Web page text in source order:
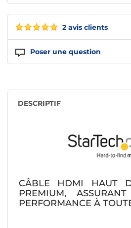
2 avis clients
Poser une question
DESCRIPTIF
CÂBLE HDMI HAUT
PREMIUM,
PERFORMANCE À